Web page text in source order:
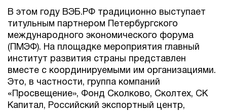
В этом году ВЭБ.РФ традиционно выступает
титульным партнером Петербургского
международного экономического форума
(ПМЭФ). На площадке мероприятия главный
институт развития страны представлен
вместе с координируемыми им организациями.
Это, в частности, группа компаний
«Просвещение», Фонд Сколково, Сколтех, СК
Капитал, Российский экспортный центр,